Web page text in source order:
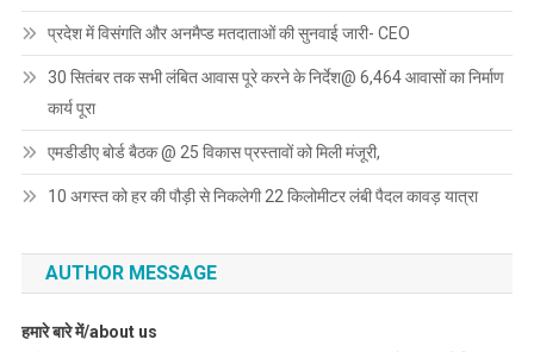
प्रदेश में विसंगति और अनमैप्ड मतदाताओं की सुनवाई जारी- CEO
30 सितंबर तक सभी लंबित आवास पूरे करने के निर्देश@ 6,464 आवासों का निर्माण
कार्य पूरा
एमडीडीए बोर्ड बैठक @ 25 विकास प्रस्तावों को मिली मंजूरी,
10 अगस्त को हर की पौड़ी से निकलेगी 22 किलोमीटर लंबी पैदल कावड़ यात्रा
AUTHOR MESSAGE
हमारे बारे में/about us